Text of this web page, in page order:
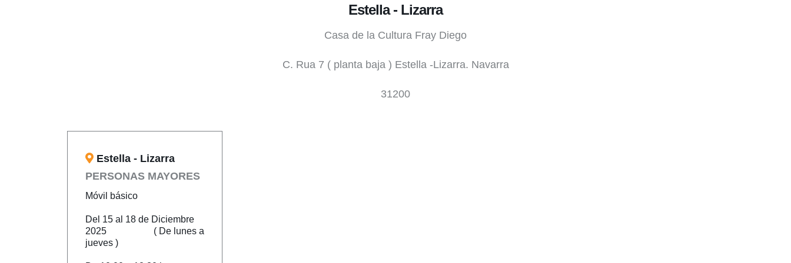
Estella - Lizarra
Casa de la Cultura Fray Diego
C. Rua 7 ( planta baja ) Estella -Lizarra. Navarra
31200
Estella - Lizarra
PERSONAS MAYORES
Móvil básico
Del 15 al 18 de Diciembre
2025 ( De lunes a
jueves )